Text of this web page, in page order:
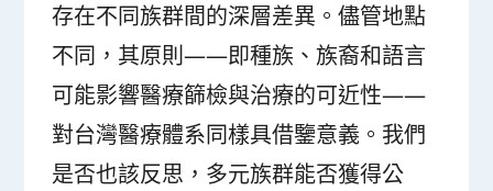
存在不同族群間的深層差異。儘管地點
不同，其原則——即種族、族裔和語言
可能影響醫療篩檢與治療的可近性——
對台灣醫療體系同樣具借鑒意義。我們
是否也該反思，多元族群能否獲得公